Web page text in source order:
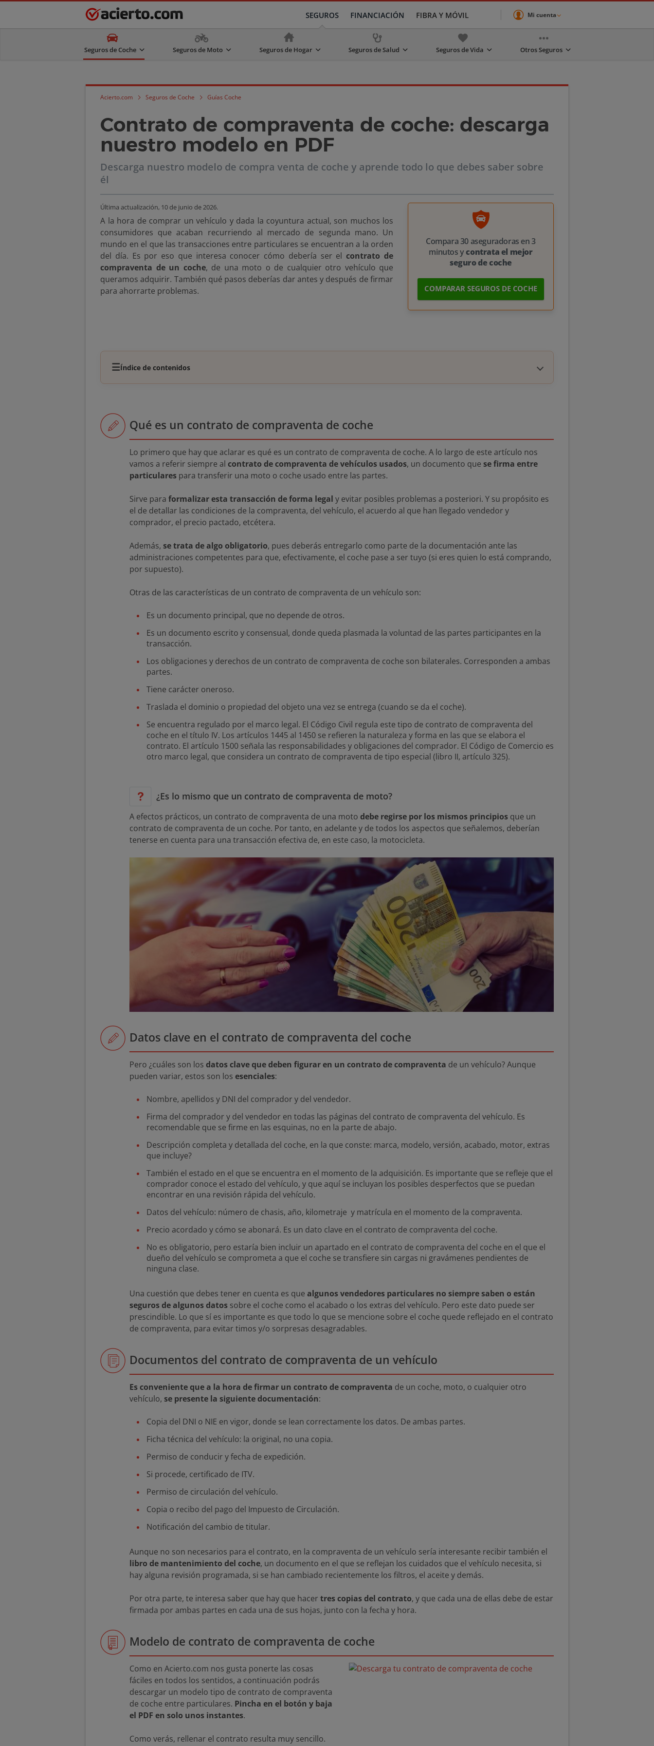
SEGUROS FINANCIACIÓN FIBRA Y MÓVIL Mi cuenta
Seguros de Coche Seguros de Moto Seguros de Hogar Seguros de Salud Seguros de Vida Otros Seguros
Acierto.com Seguros de Coche Guías Coche
Contrato de compraventa de coche: descarga
nuestro modelo en PDF
Descarga nuestro modelo de compra venta de coche y aprende todo lo que debes saber sobre
él
Compara 30 aseguradoras en 3
minutos ycontrata el mejor
seguro de coche
COMPARAR SEGUROS DE COCHE
Última actualización, 10 de junio de 2026.
A la hora de comprar un vehículo y dada la coyuntura actual, son muchos los
consumidores que acaban recurriendo al mercado de segunda mano. Un
mundo en el que las transacciones entre particulares se encuentran a la orden
del día. Es por eso que interesa conocer cómo debería ser elcontrato de
compraventa de un coche, de una moto o de cualquier otro vehículo que
queramos adquirir. También qué pasos deberías dar antes y después de firmar
para ahorrarte problemas.
☰Índice de contenidos
Qué es un contrato de compraventa de coche
Lo primero que hay que aclarar es qué es un contrato de compraventa de coche. A lo largo de este artículo nos
vamos a referir siempre al contrato de compraventa de vehículos usados, un documento que se firma entre
particulares para transferir una moto o coche usado entre las partes.
Sirve para formalizar esta transacción de forma legal y evitar posibles problemas a posteriori. Y su propósito es
el de detallar las condiciones de la compraventa, del vehículo, el acuerdo al que han llegado vendedor y
comprador, el precio pactado, etcétera.
Además, se trata de algo obligatorio, pues deberás entregarlo como parte de la documentación ante las
administraciones competentes para que, efectivamente, el coche pase a ser tuyo (si eres quien lo está comprando,
por supuesto).
Otras de las características de un contrato de compraventa de un vehículo son:
Es un documento principal, que no depende de otros.
Es un documento escrito y consensual, donde queda plasmada la voluntad de las partes participantes en la
transacción.
Los obligaciones y derechos de un contrato de compraventa de coche son bilaterales. Corresponden a ambas
partes.
Tiene carácter oneroso.
Traslada el dominio o propiedad del objeto una vez se entrega (cuando se da el coche).
Se encuentra regulado por el marco legal. El Código Civil regula este tipo de contrato de compraventa del
coche en el título IV. Los artículos 1445 al 1450 se refieren la naturaleza y forma en las que se elabora el
contrato. El artículo 1500 señala las responsabilidades y obligaciones del comprador. El Código de Comercio es
otro marco legal, que considera un contrato de compraventa de tipo especial (libro II, artículo 325).
¿Es lo mismo que un contrato de compraventa de moto?
A efectos prácticos, un contrato de compraventa de una moto debe regirse por los mismos principios que un
contrato de compraventa de un coche. Por tanto, en adelante y de todos los aspectos que señalemos, deberían
tenerse en cuenta para una transacción efectiva de, en este caso, la motocicleta.
Datos clave en el contrato de compraventa del coche
Pero ¿cuáles son los datos clave que deben figurar en un contrato de compraventa de un vehículo? Aunque
pueden variar, estos son los esenciales:
Nombre, apellidos y DNI del comprador y del vendedor.
Firma del comprador y del vendedor en todas las páginas del contrato de compraventa del vehículo. Es
recomendable que se firme en las esquinas, no en la parte de abajo.
Descripción completa y detallada del coche, en la que conste: marca, modelo, versión, acabado, motor, extras
que incluye?
También el estado en el que se encuentra en el momento de la adquisición. Es importante que se refleje que el
comprador conoce el estado del vehículo, y que aquí se incluyan los posibles desperfectos que se puedan
encontrar en una revisión rápida del vehículo.
Datos del vehículo: número de chasis, año, kilometraje y matrícula en el momento de la compraventa.
Precio acordado y cómo se abonará. Es un dato clave en el contrato de compraventa del coche.
No es obligatorio, pero estaría bien incluir un apartado en el contrato de compraventa del coche en el que el
dueño del vehículo se comprometa a que el coche se transfiere sin cargas ni gravámenes pendientes de
ninguna clase.
Una cuestión que debes tener en cuenta es que algunos vendedores particulares no siempre saben o están
seguros de algunos datos sobre el coche como el acabado o los extras del vehículo. Pero este dato puede ser
prescindible. Lo que sí es importante es que todo lo que se mencione sobre el coche quede reflejado en el contrato
de compraventa, para evitar timos y/o sorpresas desagradables.
Documentos del contrato de compraventa de un vehículo
Es conveniente que a la hora de firmar un contrato de compraventa de un coche, moto, o cualquier otro
vehículo, se presente la siguiente documentación:
Copia del DNI o NIE en vigor, donde se lean correctamente los datos. De ambas partes.
Ficha técnica del vehículo: la original, no una copia.
Permiso de conducir y fecha de expedición.
Si procede, certificado de ITV.
Permiso de circulación del vehículo.
Copia o recibo del pago del Impuesto de Circulación.
Notificación del cambio de titular.
Aunque no son necesarios para el contrato, en la compraventa de un vehículo sería interesante recibir también el
libro de mantenimiento del coche, un documento en el que se reflejan los cuidados que el vehículo necesita, si
hay alguna revisión programada, si se han cambiado recientemente los filtros, el aceite y demás.
Por otra parte, te interesa saber que hay que hacer tres copias del contrato, y que cada una de ellas debe de estar
firmada por ambas partes en cada una de sus hojas, junto con la fecha y hora.
Modelo de contrato de compraventa de coche
Como en Acierto.com nos gusta ponerte las cosas
fáciles en todos los sentidos, a continuación podrás
descargar un modelo tipo de contrato de compraventa
de coche entre particulares. Pincha en el botón y baja
el PDF en solo unos instantes.
Como verás, rellenar el contrato resulta muy sencillo.